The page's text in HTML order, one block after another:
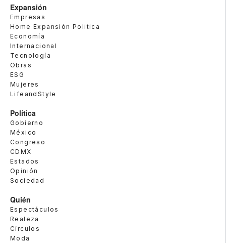
Expansión
Empresas
Home Expansión Politica
Economía
Internacional
Tecnología
Obras
ESG
Mujeres
LifeandStyle
Política
Gobierno
México
Congreso
CDMX
Estados
Opinión
Sociedad
Quién
Espectáculos
Realeza
Círculos
Moda